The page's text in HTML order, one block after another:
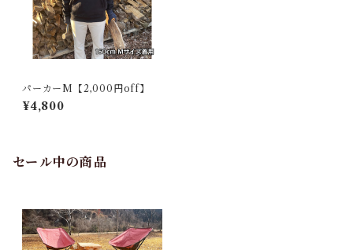
パーカーM【2,000円off】
¥4,800
セール中の商品